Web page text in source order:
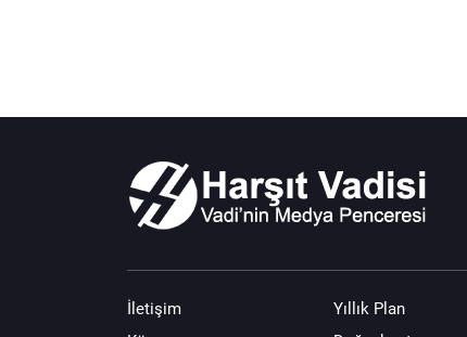
İletişim
Yıllık Plan